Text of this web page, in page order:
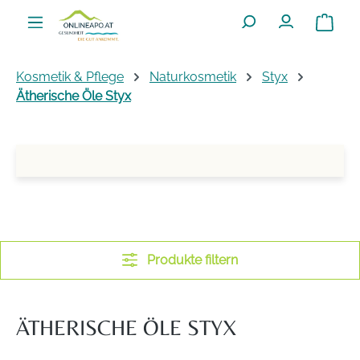
Zum Hauptinhalt springen
Kosmetik & Pflege Naturkosmetik
Styx
Ätherische Öle Styx
Produkte filtern
ÄTHERISCHE ÖLE STYX